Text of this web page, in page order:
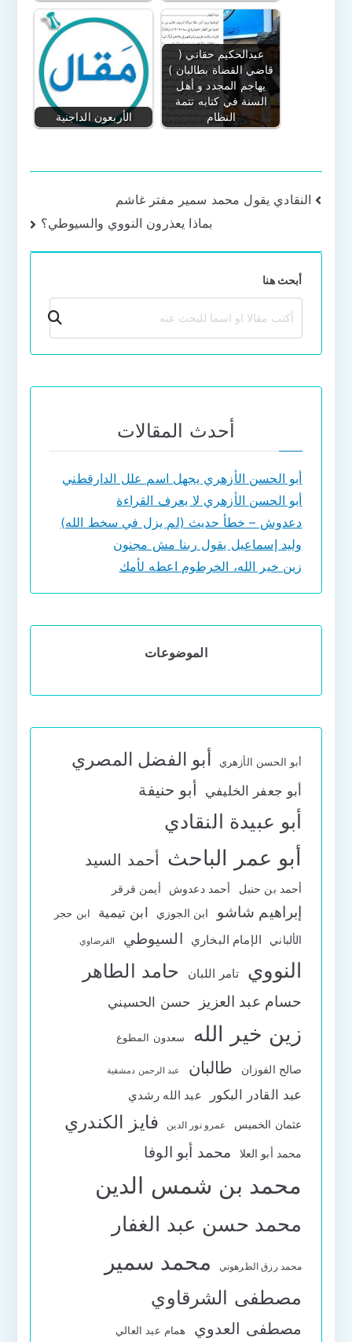
الأربعون الداجنية
عبدالحكيم حقاني (
قاضي القضاة بطالبان )
يهاجم المجدد و أهل
السنة في كتابه تتمة
النظام
تصفّح
النقادي يقول محمد سمير مفتر غاشم
بماذا يعذرون النووي والسيوطي؟
أبحث هنا
بحث
أحدث المقالات
أبو الحسن الأزهري يجهل اسم علل الدارقطني
أبو الحسن الأزهري لا يعرف القراءة
دعدوش – خطأ حديث (لم يزل في سخط الله)
وليد إسماعيل يقول ربنا مش مجنون
زين خير الله، الخرطوم اعطه لأمك
الموضوعات
أبو الحسن الأزهري أبو الفضل المصري
أبو جعفر الخليفي أبو حنيفة
أبو عبيدة النقادي
أبو عمر الباحث أحمد السيد
أحمد بن حنبل أحمد دعدوش أيمن قرقر
إبراهيم شاشو ابن الجوزي ابن تيمية ابن حجر
الألباني الإمام البخاري السيوطي القرضاوي
النووي تامر اللبان حامد الطاهر
حسام عبد العزيز حسن الحسيني
زين خير الله سعدون المطوع
صالح الفوزان طالبان عبد الرحمن دمشقية
عبد القادر البكور عبد الله رشدي
عثمان الخميس عمرو نور الدين فايز الكندري
محمد أبو العلا محمد أبو الوفا
محمد بن شمس الدين
محمد حسن عبد الغفار
محمد رزق الطرهوني محمد سمير
مصطفى الشرقاوي
مصطفى العدوي همام عبد العالي